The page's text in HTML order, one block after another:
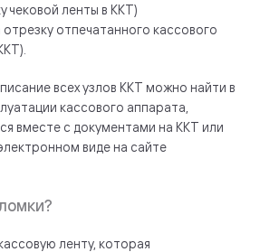
чековой ленты в ККТ)
отпечатанного кассового
всех узлов ККТ можно найти в
кассового аппарата,
вместе с документами на ККТ или
виде на сайте
ленту, которая